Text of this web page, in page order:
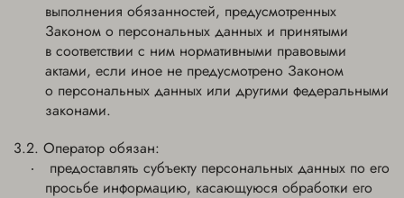
выполнения обязанностей, предусмотренных
Законом о персональных данных и принятыми
в соответствии с ним нормативными правовыми
актами, если иное не предусмотрено Законом
о персональных данных или другими федеральными
законами.
Оператор обязан:
предоставлять субъекту персональных данных по его
просьбе информацию, касающуюся обработки его